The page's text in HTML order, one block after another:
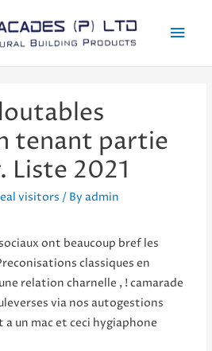
Main
tenant partie
2021
visitors / Byadmin
ont beaucoup bref les
classiques en
relation charnelle , ! camarade
via nos autogestions
un mac et ceci hygiaphone